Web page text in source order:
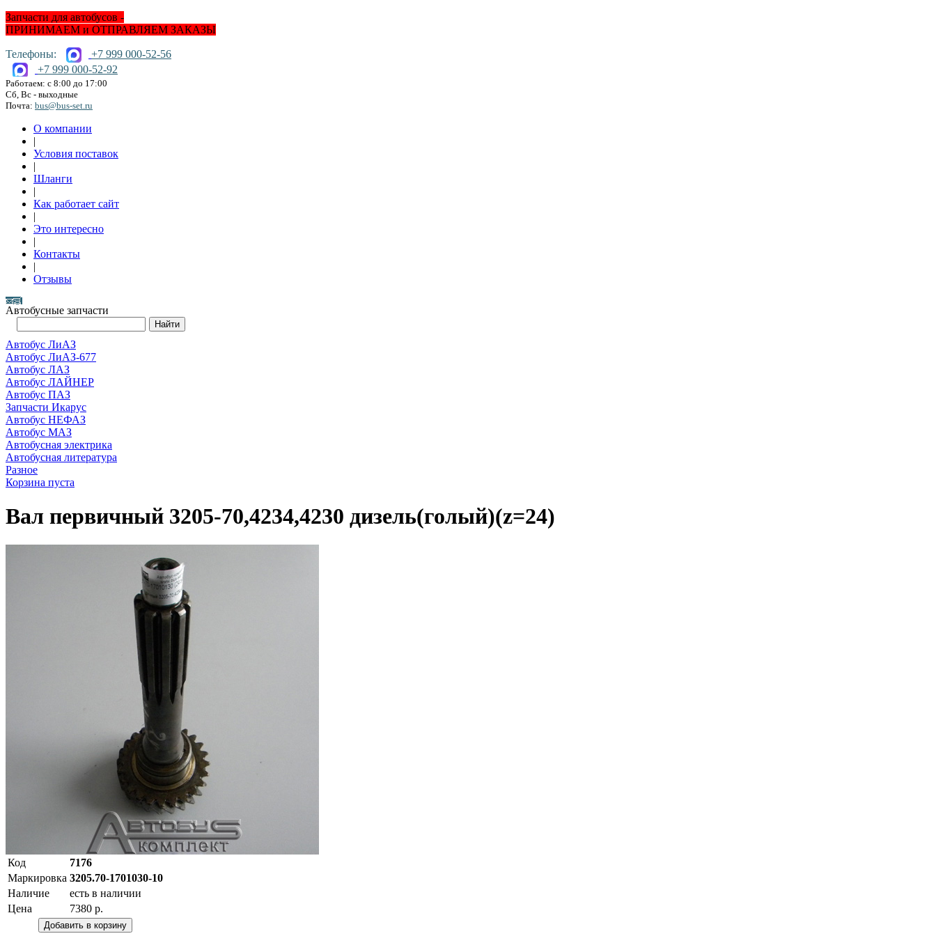
Запчасти для автобусов -
ПРИНИМАЕМ и ОТПРАВЛЯЕМ ЗАКАЗЫ
Телефоны:
+7 999 000-52-56
+7 999 000-52-92
Работаем: с 8:00 до 17:00
Сб, Вс - выходные
Почта: bus@bus-set.ru
О компании
|
Условия поставок
|
Шланги
|
Как работает сайт
|
Это интересно
|
Контакты
|
Отзывы
Автобусные запчасти
Автобус ЛиАЗ
Автобус ЛиАЗ-677
Автобус ЛАЗ
Автобус ЛАЙНЕР
Автобус ПАЗ
Запчасти Икарус
Автобус НЕФАЗ
Автобус МАЗ
Автобусная электрика
Автобусная литература
Разное
Корзина пуста
Вал первичный 3205-70,4234,4230 дизель(голый)(z=24)
Код
7176
Маркировка 3205.70-1701030-10
Наличие
есть в наличии
Цена
7380 р.